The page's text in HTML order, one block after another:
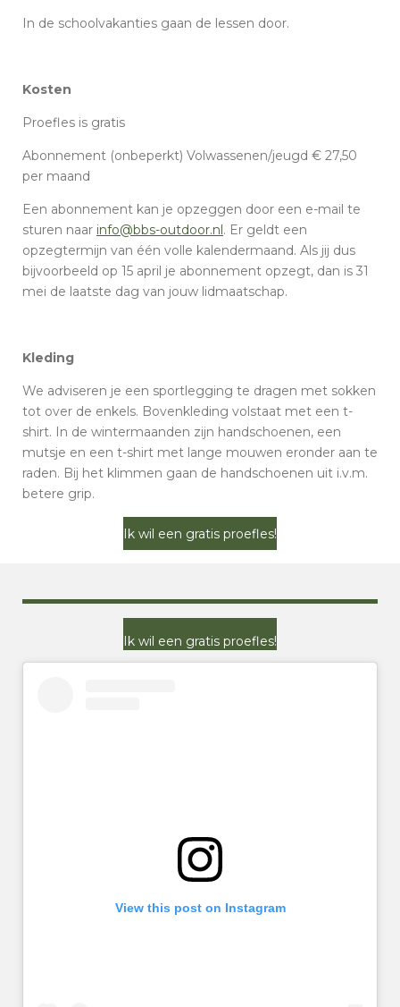
In de schoolvakanties gaan de lessen door.
Kosten
Proefles is gratis
Abonnement (onbeperkt) Volwassenen/jeugd € 27,50
per maand
Een abonnement kan je opzeggen door een e-mail te
sturen naar info@bbs-outdoor.nl. Er geldt een
opzegtermijn van één volle kalendermaand. Als jij dus
bijvoorbeeld op 15 april je abonnement opzegt, dan is 31
mei de laatste dag van jouw lidmaatschap.
Kleding
We adviseren je een sportlegging te dragen met sokken
tot over de enkels. Bovenkleding volstaat met een t-
shirt. In de wintermaanden zijn handschoenen, een
mutsje en een t-shirt met lange mouwen eronder aan te
raden. Bij het klimmen gaan de handschoenen uit i.v.m.
betere grip.
Ik wil een gratis proefles!
Ik wil een gratis proefles!
View this post on Instagram